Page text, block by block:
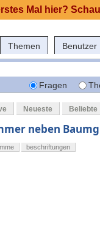
Themen Benutzer
Fragen
Neueste Beliebte
neben
beschriftungen
Mal hier?